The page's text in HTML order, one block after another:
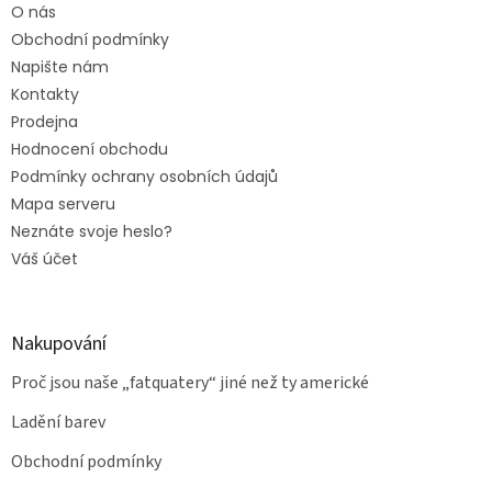
O nás
Obchodní podmínky
Napište nám
Kontakty
Prodejna
Hodnocení obchodu
Podmínky ochrany osobních údajů
Mapa serveru
Neznáte svoje heslo?
Váš účet
Nakupování
Proč jsou naše „fatquatery“ jiné než ty americké
Ladění barev
Obchodní podmínky